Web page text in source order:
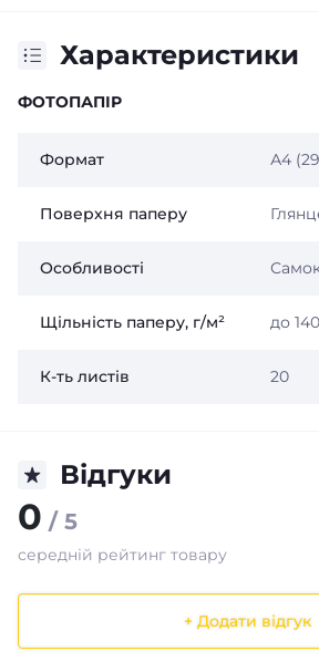
Характеристики
ФОТОПАПІР
Формат А4
Поверхня паперу
Особливості
Щільність паперу, г/м² до 140
К-ть листів 20
Відгуки
0 / 5
середній рейтинг товару
+ Додати відгук